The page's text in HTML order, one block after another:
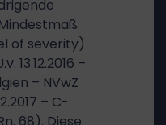
of severity)
13.12.2016 –
– NVwZ
– C-